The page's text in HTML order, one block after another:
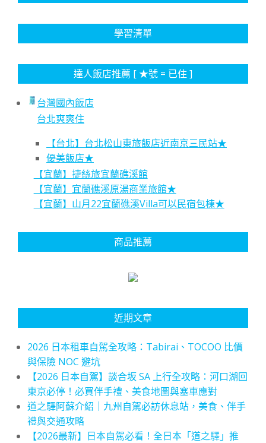
學習清單
達人飯店推薦 [ ★號 = 已住 ]
台灣國內飯店
台北爽爽住
【台北】台北松山東旅飯店近南京三民站★
優美飯店★
【宜蘭】捷絲旅宜蘭礁溪館
【宜蘭】宜蘭礁溪原湯商業旅館★
【宜蘭】山月22宜蘭礁溪Villa可以民宿包棟★
商品推薦
近期文章
2026 日本租車自駕全攻略：Tabirai、TOCOO 比價
與保險 NOC 避坑
【2026 日本自駕】談合坂 SA 上行全攻略：河口湖回
東京必停！必買伴手禮、美食地圖與塞車應對
道之驛阿蘇介紹｜九州自駕必訪休息站，美食、伴手
禮與交通攻略
【2026最新】日本自駕必看！全日本「道之驛」推